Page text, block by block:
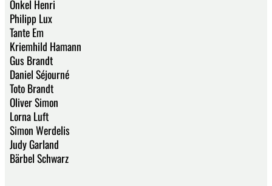
Onkel Henri
Philipp Lux
Tante Em
Kriemhild Hamann
Gus Brandt
Daniel Séjourné
Toto Brandt
Oliver Simon
Lorna Luft
Simon Werdelis
Judy Garland
Bärbel Schwarz